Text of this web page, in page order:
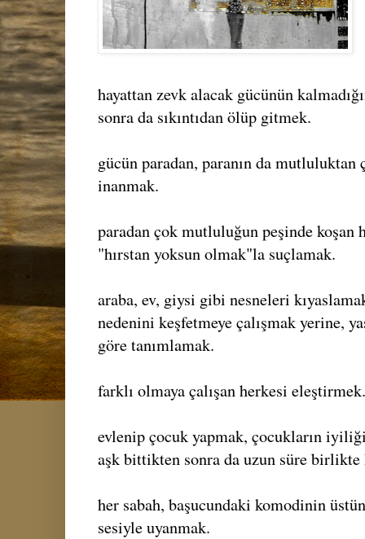
hayattan zevk alacak gücünün
sonra da sıkıntıdan ölüp gitmek.
gücün paradan, paranın da
inanmak.
paradan çok mutluluğun peşinde koşan
"hırstan yoksun olmak"la suçlamak.
araba, ev, giysi gibi nesneleri
nedenini keşfetmeye çalışmak yerine,
göre tanımlamak.
farklı olmaya çalışan herkesi eleştirmek.
evlenip çocuk yapmak, çocukların
aşk bittikten sonra da uzun süre
her sabah, başucundaki komodinin
sesiyle uyanmak.